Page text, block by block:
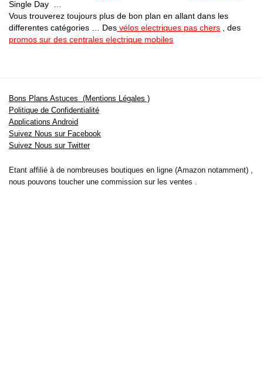
Single Day …
Vous trouverez toujours plus de bon plan en allant dans les
differentes catégories … Des vélos electriques pas chers , des
promos sur des centrales electrique mobiles
Bons Plans Astuces (Mentions Légales )
Politique de Confidentialité
Applications Android
Suivez Nous sur Facebook
Suivez Nous sur Twitter
Etant affilié à de nombreuses boutiques en ligne (Amazon notamment) ,
nous pouvons toucher une commission sur les ventes .